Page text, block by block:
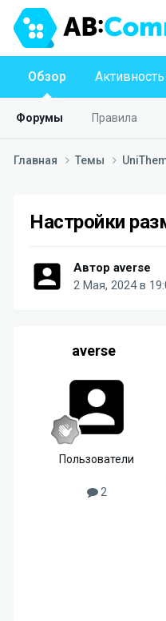
Обзор
Форумы Правила
Активность
Главная Темы
Настройки
Автор averse
2 Мая, 2024 в
averse
Пользователи
2